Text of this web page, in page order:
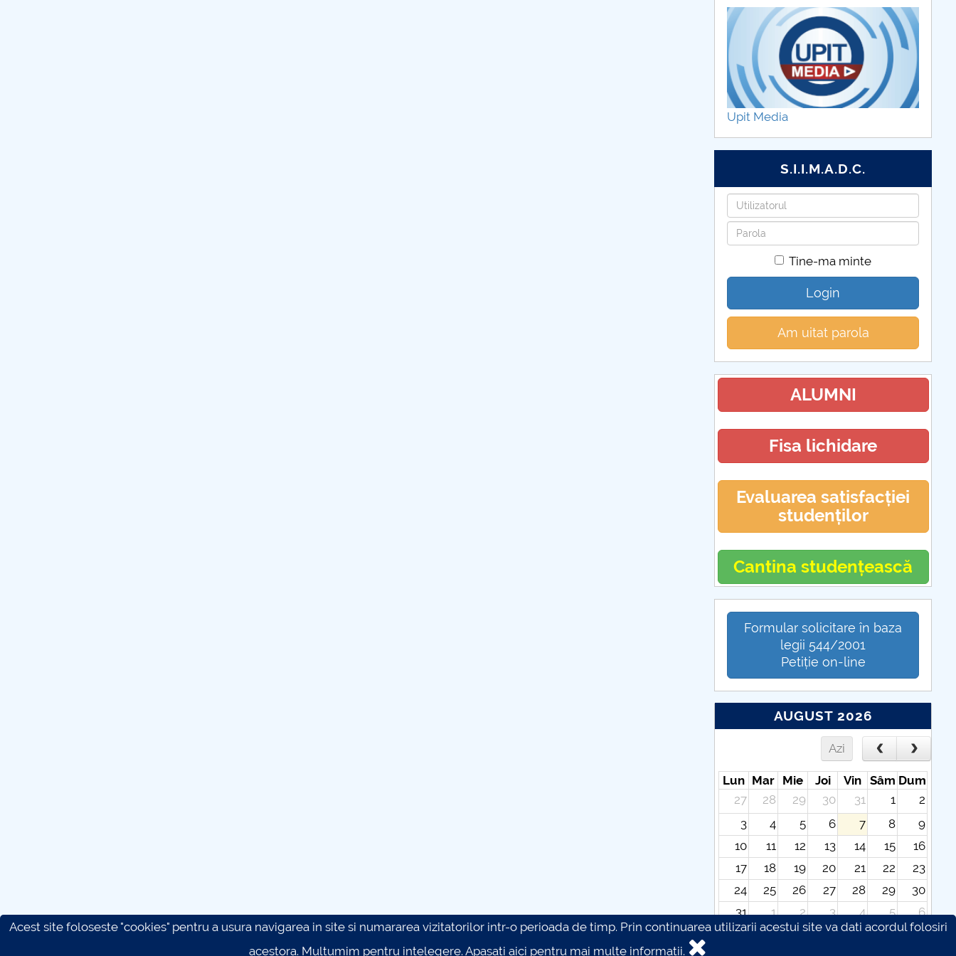
Upit Media
S.I.I.M.A.D.C.
Utilizatorul
Parola
Tine-ma minte
Login
Am uitat parola
ALUMNI
Fisa lichidare
Evaluarea satisfacției
studenților
Cantina studențească
Formular solicitare în baza
legii 544/2001
Petiție on-line
AUGUST 2026
Azi
Lun Mar Mie Joi Vin Sâm Dum
27
28 29 30 31 1
2
3
4 5 6 7 8
9
10
11 12 13 14 15
16
17
18 19 20 21 22
23
24
25 26 27 28 29
30
31
1 2 3 4 5
6
Acest site foloseste "cookies" pentru a usura navigarea in site si numararea vizitatorilor intr-o perioada de timp. Prin continuarea utilizarii acestui site va dati acordul folosiri
acestora. Multumim pentru intelegere.Apasati aici pentru mai multe informatii.